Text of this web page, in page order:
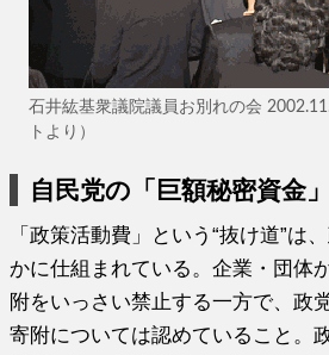
石井紘基衆議院議員お別れの会
トより）
自民党の「巨額秘密資金
「政策活動費」という“抜け道”は
かに仕組まれている。企業・団体
附をいっさい禁止する一方で、政
寄附については認めていること。